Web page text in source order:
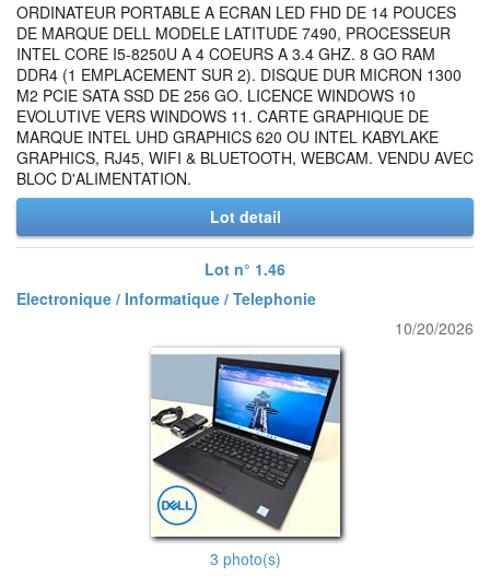
ORDINATEUR PORTABLE A ECRAN LED FHD DE 14 POUCES
DE MARQUE DELL MODELE LATITUDE 7490, PROCESSEUR
INTEL CORE I5-8250U A 4 COEURS A 3.4 GHZ. 8 GO RAM
DDR4 (1 EMPLACEMENT SUR 2). DISQUE DUR MICRON 1300
M2 PCIE SATA SSD DE 256 GO. LICENCE WINDOWS 10
EVOLUTIVE VERS WINDOWS 11. CARTE GRAPHIQUE DE
MARQUE INTEL UHD GRAPHICS 620 OU INTEL KABYLAKE
GRAPHICS, RJ45, WIFI & BLUETOOTH, WEBCAM. VENDU AVEC
BLOC D'ALIMENTATION.
Lot detail
Lot n° 1.46
Electronique / Informatique / Telephonie
10/20/2026
3 photo(s)